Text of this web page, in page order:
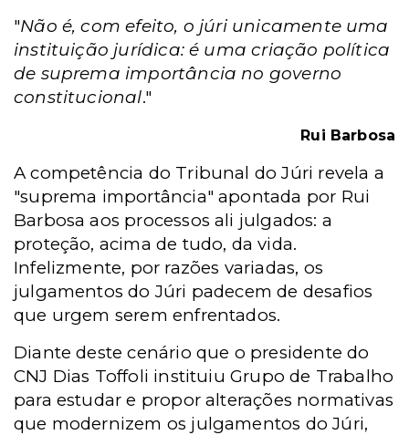
"Não é, com efeito, o júri unicamente uma
instituição jurídica: é uma criação política
de suprema importância no governo
constitucional."
Rui Barbosa
A competência do Tribunal do Júri revela a
"suprema importância" apontada por Rui
Barbosa aos processos ali julgados: a
proteção, acima de tudo, da vida.
Infelizmente, por razões variadas, os
julgamentos do Júri padecem de desafios
que urgem serem enfrentados.
Diante deste cenário que o presidente do
CNJ Dias Toffoli instituiu Grupo de Trabalho
para estudar e propor alterações normativas
que modernizem os julgamentos do Júri,